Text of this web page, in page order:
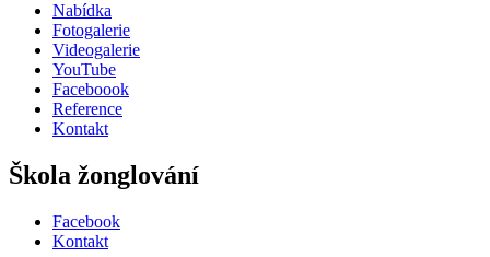
Nabídka
Fotogalerie
Videogalerie
YouTube
Faceboook
Reference
Kontakt
Škola žonglování
Facebook
Kontakt